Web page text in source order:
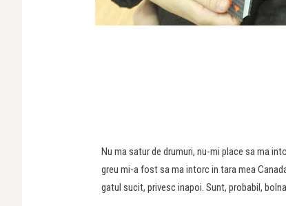
Nu ma satur de drumuri, nu-mi place sa ma
greu mi-a fost sa ma intorc in tara mea
gatul sucit, privesc inapoi. Sunt, probabil,